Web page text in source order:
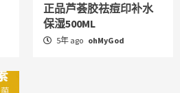
正品芦荟胶祛痘印补水
保湿500ML
5年 ago ohMyGod